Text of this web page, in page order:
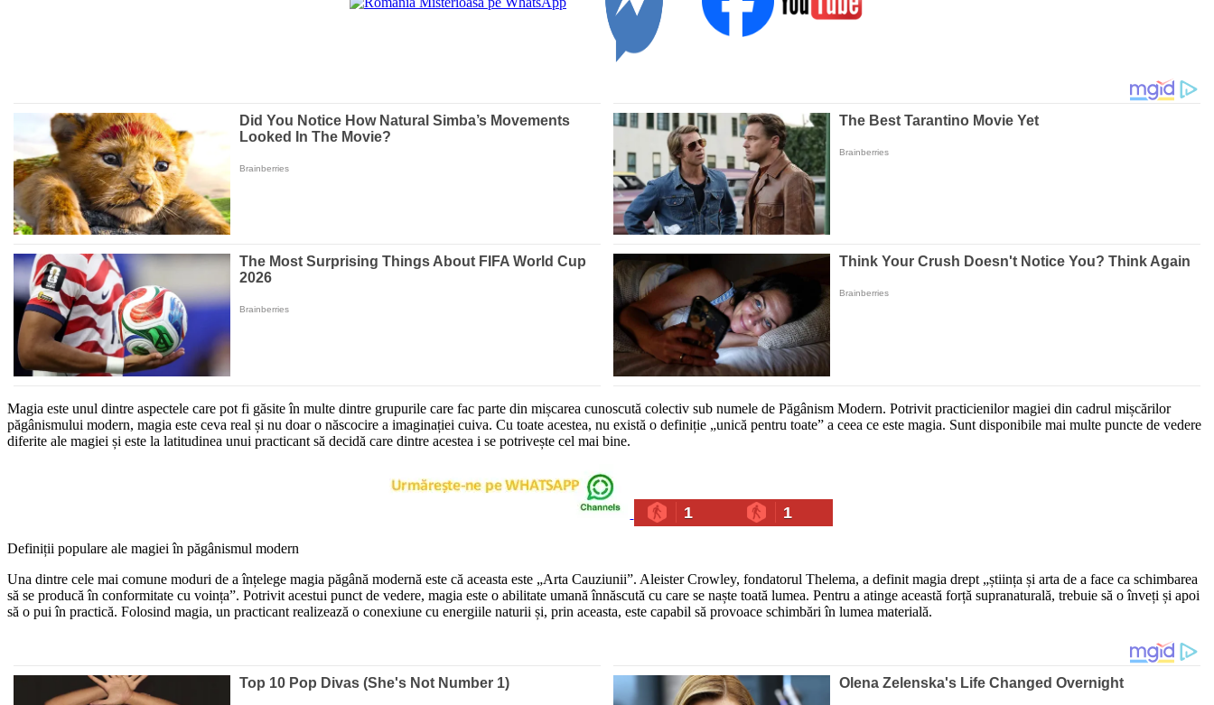
Magia este unul dintre aspectele care pot fi găsite în multe dintre grupurile care fac parte din mișcarea cunoscută colectiv sub numele de Păgânism Modern. Potrivit practicienilor magiei din cadrul mișcărilor
păgânismului modern, magia este ceva real și nu doar o născocire a imaginației cuiva. Cu toate acestea, nu există o definiție „unică pentru toate” a ceea ce este magia. Sunt disponibile mai multe puncte de vedere
diferite ale magiei și este la latitudinea unui practicant să decidă care dintre acestea i se potrivește cel mai bine.
1 1
Definiții populare ale magiei în păgânismul modern
Una dintre cele mai comune moduri de a înțelege magia păgână modernă este că aceasta este „Arta Cauziunii”. Aleister Crowley, fondatorul Thelema, a definit magia drept „știința și arta de a face ca schimbarea
să se producă în conformitate cu voința”. Potrivit acestui punct de vedere, magia este o abilitate umană înnăscută cu care se naște toată lumea. Pentru a atinge această forță supranaturală, trebuie să o înveți și apoi
să o pui în practică. Folosind magia, un practicant realizează o conexiune cu energiile naturii și, prin aceasta, este capabil să provoace schimbări în lumea materială.